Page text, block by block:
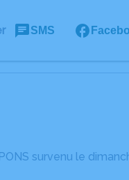
SMS
survenu le